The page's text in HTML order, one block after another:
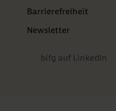
Barrierefreiheit
Newsletter
bifg auf LinkedIn